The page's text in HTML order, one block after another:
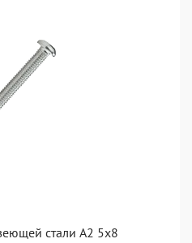
стали А2 5х8